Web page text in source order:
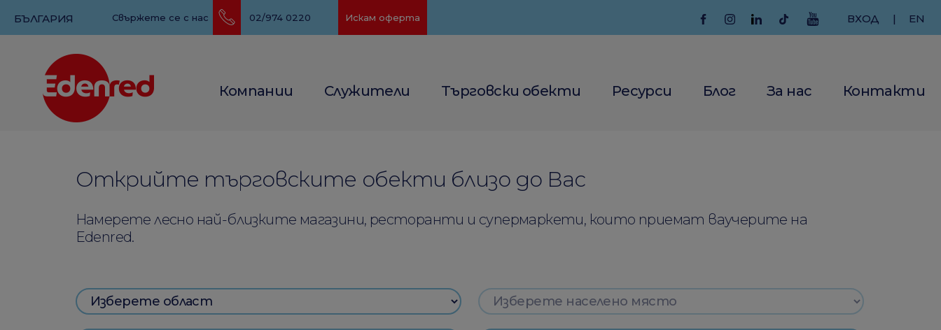
БЪЛГАРИЯ ВХОД | EN
Компании Служители Търговски обекти Ресурси Блог За нас Контакти
Свържете се с нас 02/974 0220 Искам оферта
Открийте търговските обекти близо до Вас
Намерете лесно най-близките магазини, ресторанти и супермаркети, които приемат ваучерите на
Edenred.